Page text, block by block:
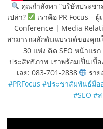
คุณกำลังหา “บริษัทประช
เปล่า?
เราคือ PR Focus –
Conference | Media
สามารถผลักดันแบรนด์ของคุณ
30 แห่ง ติด SEO หน้าแร
ประสิทธิภาพ เราพร้อมเป็นเบื้
เลย: 083-701-2838
รา
#PRFocus #ประชาสัมพันธ์มือ
#SEO #